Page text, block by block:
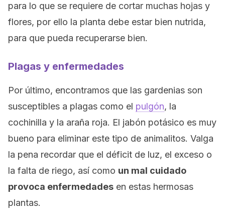
para lo que se requiere de cortar muchas hojas y
flores, por ello la planta debe estar bien nutrida,
para que pueda recuperarse bien.
Plagas y enfermedades
Por último, encontramos que las gardenias son
susceptibles a plagas como el pulgón, la
cochinilla y la araña roja. El jabón potásico es muy
bueno para eliminar este tipo de animalitos. Valga
la pena recordar que el déficit de luz, el exceso o
la falta de riego, así como un mal cuidado
provoca enfermedades en estas hermosas
plantas.